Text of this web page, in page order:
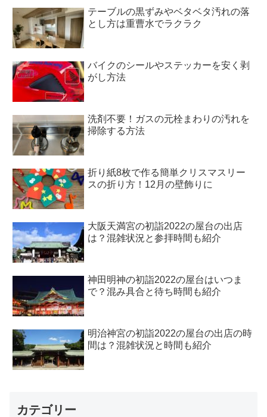
テーブルの黒ずみやベタベタ汚れの落
とし方は重曹水でラクラク
バイクのシールやステッカーを安く剥
がし方法
洗剤不要！ガスの元栓まわりの汚れを
掃除する方法
折り紙8枚で作る簡単クリスマスリー
スの折り方！12月の壁飾りに
大阪天満宮の初詣2022の屋台の出店
は？混雑状況と参拝時間も紹介
神田明神の初詣2022の屋台はいつま
で？混み具合と待ち時間も紹介
明治神宮の初詣2022の屋台の出店の時
間は？混雑状況と時間も紹介
カテゴリー